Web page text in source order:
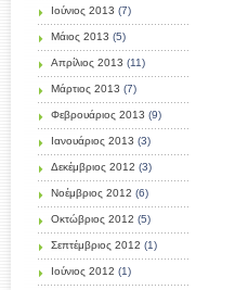
Ιούνιος 2013 (7)
Μάιος 2013 (5)
Απρίλιος 2013 (11)
Μάρτιος 2013 (7)
Φεβρουάριος 2013 (9)
Ιανουάριος 2013 (3)
Δεκέμβριος 2012 (3)
Νοέμβριος 2012 (6)
Οκτώβριος 2012 (5)
Σεπτέμβριος 2012 (1)
Ιούνιος 2012 (1)